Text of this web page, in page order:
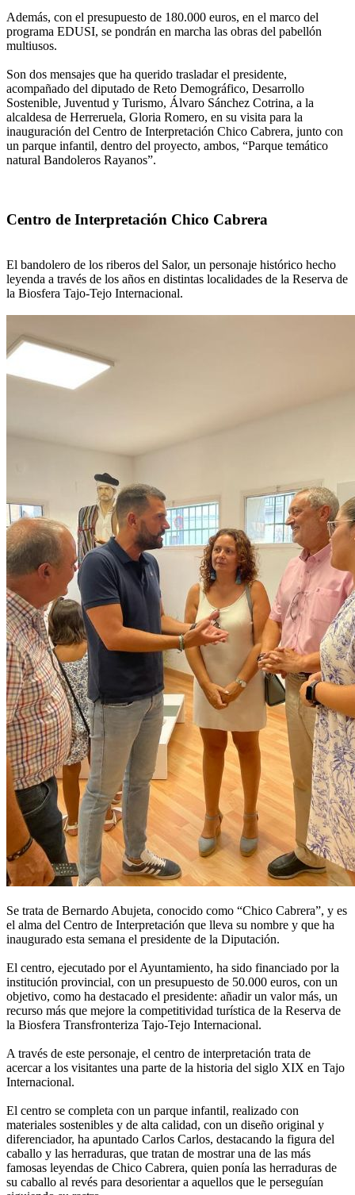
Además, con el presupuesto de 180.000 euros, en el marco del
programa EDUSI, se pondrán en marcha las obras del pabellón
multiusos.
Son dos mensajes que ha querido trasladar el presidente,
acompañado del diputado de Reto Demográfico, Desarrollo
Sostenible, Juventud y Turismo, Álvaro Sánchez Cotrina, a la
alcaldesa de Herreruela, Gloria Romero, en su visita para la
inauguración del Centro de Interpretación Chico Cabrera, junto con
un parque infantil, dentro del proyecto, ambos, “Parque temático
natural Bandoleros Rayanos”.
Centro de Interpretación Chico Cabrera
El bandolero de los riberos del Salor, un personaje histórico hecho
leyenda a través de los años en distintas localidades de la Reserva de
la Biosfera Tajo-Tejo Internacional.
Se trata de Bernardo Abujeta, conocido como “Chico Cabrera”, y es
el alma del Centro de Interpretación que lleva su nombre y que ha
inaugurado esta semana el presidente de la Diputación.
El centro, ejecutado por el Ayuntamiento, ha sido financiado por la
institución provincial, con un presupuesto de 50.000 euros, con un
objetivo, como ha destacado el presidente: añadir un valor más, un
recurso más que mejore la competitividad turística de la Reserva de
la Biosfera Transfronteriza Tajo-Tejo Internacional.
A través de este personaje, el centro de interpretación trata de
acercar a los visitantes una parte de la historia del siglo XIX en Tajo
Internacional.
El centro se completa con un parque infantil, realizado con
materiales sostenibles y de alta calidad, con un diseño original y
diferenciador, ha apuntado Carlos Carlos, destacando la figura del
caballo y las herraduras, que tratan de mostrar una de las más
famosas leyendas de Chico Cabrera, quien ponía las herraduras de
su caballo al revés para desorientar a aquellos que le perseguían